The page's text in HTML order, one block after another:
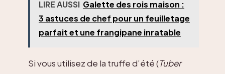
LIRE AUSSI Galette des rois maison :
3 astuces de chef pour un feuilletage
parfait et une frangipane inratable
Si vous utilisez de la truffe d’été (Tuber